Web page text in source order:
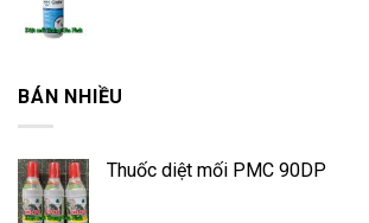
BÁN NHIỀU
Thuốc diệt mối PMC 90DP